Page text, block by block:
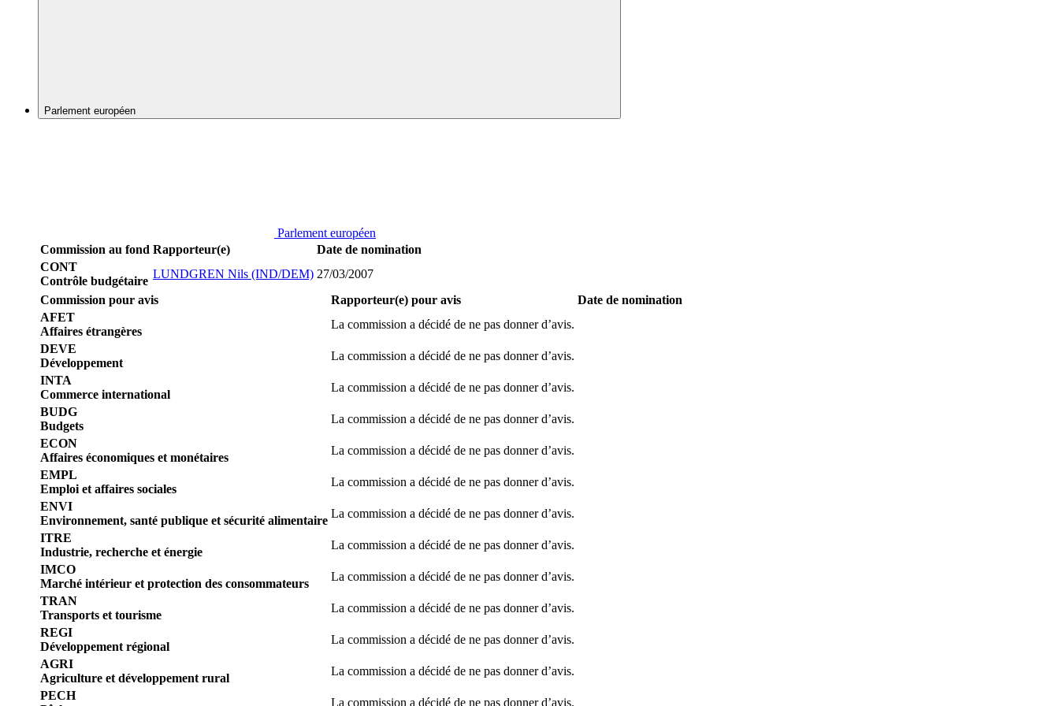
Parlement européen
Parlement européen
Commission au fond Rapporteur(e)
Date de nomination
CONT
Contrôle budgétaire
LUNDGREN Nils (IND/DEM) 27/03/2007
Commission pour avis
Rapporteur(e) pour avis
Date de nomination
AFET
Affaires étrangères
La commission a décidé de ne pas donner d’avis.
DEVE
Développement
La commission a décidé de ne pas donner d’avis.
INTA
Commerce international
La commission a décidé de ne pas donner d’avis.
BUDG
Budgets
La commission a décidé de ne pas donner d’avis.
ECON
Affaires économiques et monétaires
La commission a décidé de ne pas donner d’avis.
EMPL
Emploi et affaires sociales
La commission a décidé de ne pas donner d’avis.
ENVI
Environnement, santé publique et sécurité alimentaire
La commission a décidé de ne pas donner d’avis.
ITRE
Industrie, recherche et énergie
La commission a décidé de ne pas donner d’avis.
IMCO
Marché intérieur et protection des consommateurs
La commission a décidé de ne pas donner d’avis.
TRAN
Transports et tourisme
La commission a décidé de ne pas donner d’avis.
REGI
Développement régional
La commission a décidé de ne pas donner d’avis.
AGRI
Agriculture et développement rural
La commission a décidé de ne pas donner d’avis.
PECH
La commission a décidé de ne pas donner d’avis.